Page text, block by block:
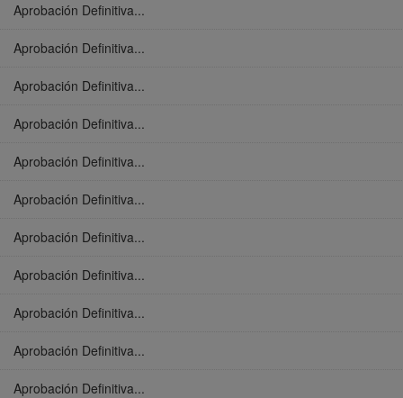
Aprobación Definitiva...
Aprobación Definitiva...
Aprobación Definitiva...
Aprobación Definitiva...
Aprobación Definitiva...
Aprobación Definitiva...
Aprobación Definitiva...
Aprobación Definitiva...
Aprobación Definitiva...
Aprobación Definitiva...
Aprobación Definitiva...